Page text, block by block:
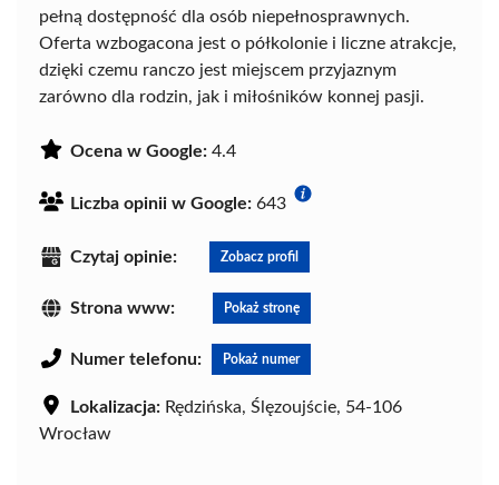
pełną dostępność dla osób niepełnosprawnych.
Oferta wzbogacona jest o półkolonie i liczne atrakcje,
dzięki czemu ranczo jest miejscem przyjaznym
zarówno dla rodzin, jak i miłośników konnej pasji.
Ocena w Google: 4.4
Liczba opinii w Google: 643
Czytaj opinie: Zobacz profil
Strona www: Pokaż stronę
Numer telefonu: Pokaż numer
Lokalizacja: Rędzińska, Ślęzoujście, 54-106
Wrocław